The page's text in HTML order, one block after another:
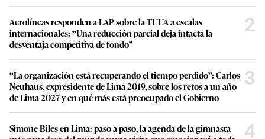
Aerolíneas responden a LAP sobre la TUUA a escalas
internacionales: “Una reducción parcial deja intacta la
desventaja competitiva de fondo”
2
“La organización está recuperando el tiempo perdido”: Carlos
Neuhaus, expresidente de Lima 2019, sobre los retos a un año
de Lima 2027 y en qué más está preocupado el Gobierno
3
Simone Biles en Lima: paso a paso, la agenda de la gimnasta
4